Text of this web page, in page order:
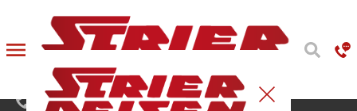
Reiseanmeldung
Bäumerstraße 9–11 | 49477 Ibbenbüren
+49 5451 91020